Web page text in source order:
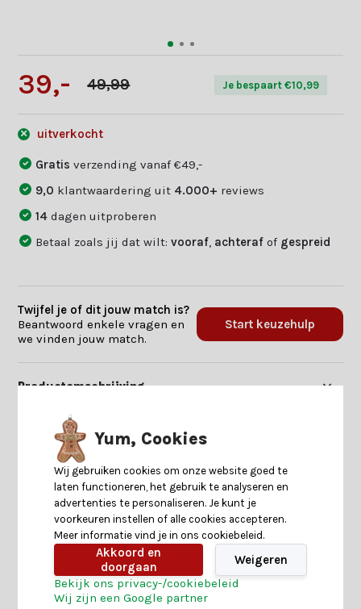
39,- 49,99 Je bespaart €10,99
uitverkocht
Gratisverzending vanaf €49,-
9,0 klantwaardering uit 4.000+ reviews
14dagen uitproberen
Betaal zoals jij dat wilt:vooraf achteraf of gespreid
Twijfel je of dit jouw match is?
Beantwoord enkele vragen en
we vinden jouw match.
Start keuzehulp
Productomschrijving
Specificaties
Reviews
Heb je nog interesse in deze recent bekeken
Yum, Cookies
Wij gebruiken cookies om onze website goed te
laten functioneren, het gebruik te analyseren en
advertenties te personaliseren. Je kunt je
voorkeuren instellen of alle cookies accepteren.
Meer informatie vind je in ons cookiebeleid.
Akkoord en
doorgaan
Weigeren
Bekijk ons privacy-/cookiebeleid
Wij zijn een Google partner